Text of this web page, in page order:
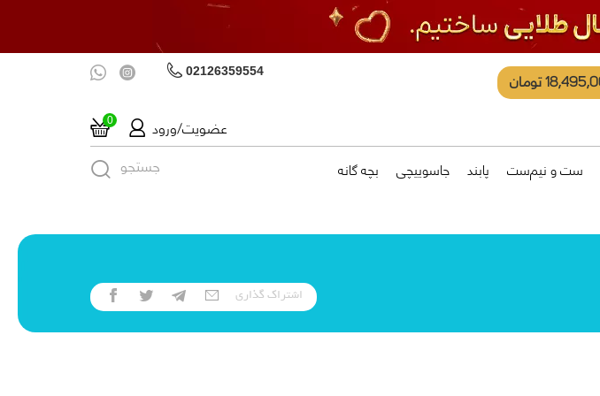
02126359554
0 عضویت/ورود
ست و نیم‌ست پابند جاسوییچی بچه گانه جستجو
اشتراک‌ گذاری